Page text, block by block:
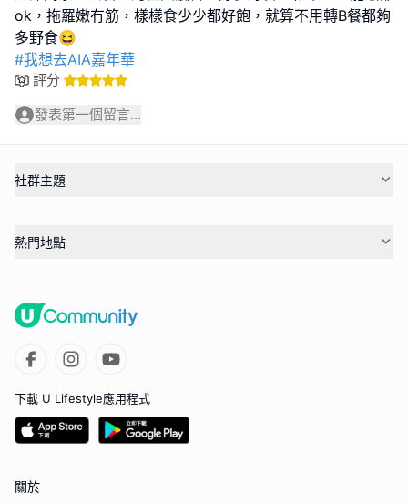
ok，拖羅嫩冇筋，樣樣食少少都好飽，就算不用轉B餐都夠
#我想去AIA嘉年華
評分
發表第一個留言...
社群主題
熱門地點
下載 U Lifestyle應用程式
關於